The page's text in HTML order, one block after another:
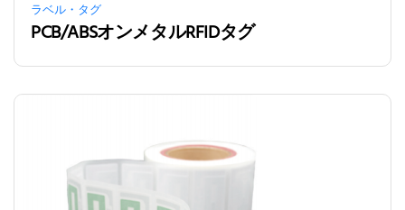
ラベル・タグ
PCB/ABSオンメタルRFIDタグ